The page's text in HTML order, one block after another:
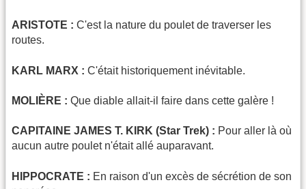
ARISTOTE : C'est la nature du poulet de traverser les
routes.
KARL MARX : C'était historiquement inévitable.
MOLIÈRE : Que diable allait-il faire dans cette galère !
CAPITAINE JAMES T. KIRK (Star Trek) : Pour aller là où
aucun autre poulet n'était allé auparavant.
HIPPOCRATE : En raison d'un excès de sécrétion de son